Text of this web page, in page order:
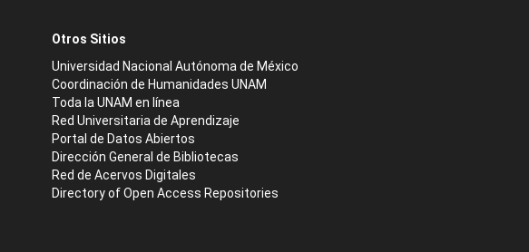
Otros Sitios
Universidad Nacional Autónoma de México
Coordinación de Humanidades UNAM
Toda la UNAM en línea
Red Universitaria de Aprendizaje
Portal de Datos Abiertos
Dirección General de Bibliotecas
Red de Acervos Digitales
Directory of Open Access Repositories